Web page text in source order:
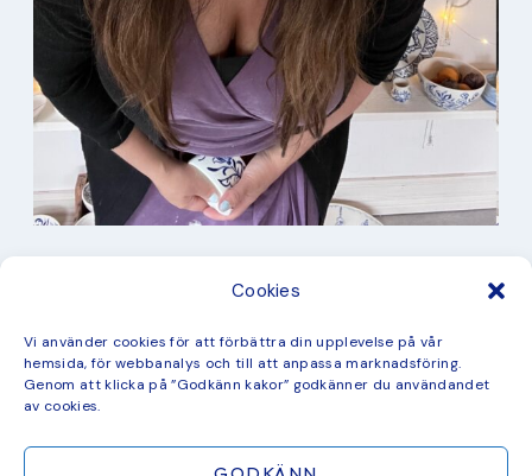
Cookies
Vi använder cookies för att förbättra din upplevelse på vår
hemsida, för webbanalys och till att anpassa marknadsföring.
Genom att klicka på ”Godkänn kakor” godkänner du användandet
av cookies.
Kurser
Måleri
mina favorit recept
Mönster